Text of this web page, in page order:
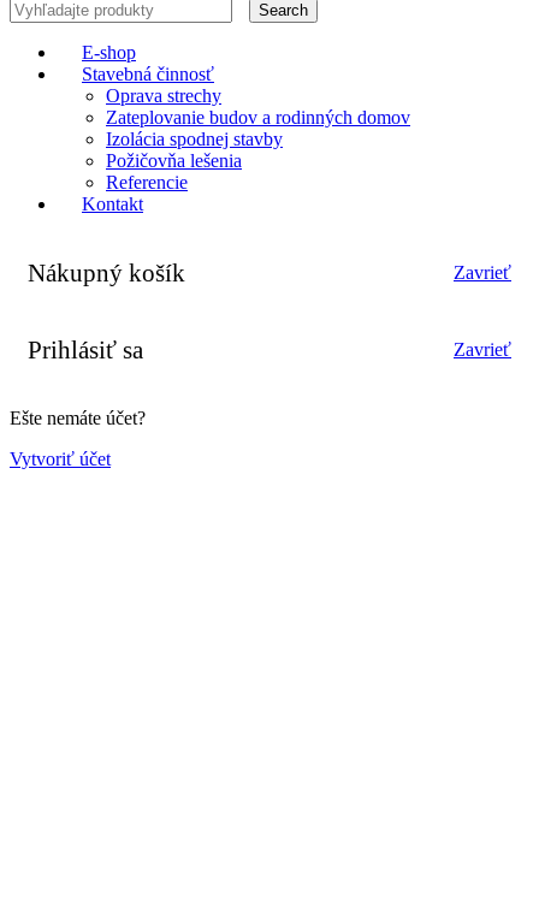
Search
E-shop
Stavebná činnosť
Oprava strechy
Zateplovanie budov a rodinných domov
Izolácia spodnej stavby
Požičovňa lešenia
Referencie
Kontakt
Nákupný košík Zavrieť
Prihlásiť sa Zavrieť
Ešte nemáte účet?
Vytvoriť účet